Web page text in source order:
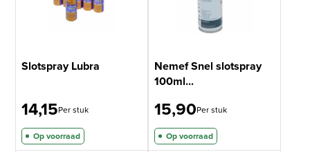
Slotspray Lubra
14,15Per stuk
Op voorraad
Nemef Snel slotspray
100ml...
15,90Per stuk
Op voorraad